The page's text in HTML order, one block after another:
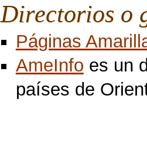
Directorios o
Páginas
AmeInfo es un
países de